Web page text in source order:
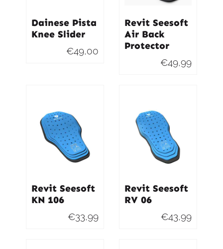
Dainese Pista
Knee Slider
€49,00
Revit Seesoft
Air Back
Protector
€49,99
Revit Seesoft
KN 106
€33,99
Revit Seesoft
RV 06
€43,99